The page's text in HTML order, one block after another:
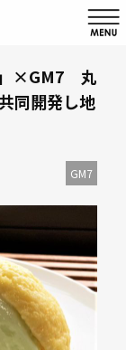
」×GM7 丸
同開発し地
GM7